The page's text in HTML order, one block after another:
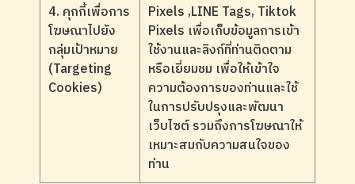
4. คุกกี้เพื่อการ
โฆษณาไปยัง
กลุ่มเป้าหมาย
(Targeting
Cookies)
Pixels ,LINE Tags, Tiktok
Pixels เพื่อเก็บข้อมูลการเข้า
ใช้งานและลิงก์ที่ท่านติดตาม
หรือเยี่ยมชม เพื่อให้เข้าใจ
ความต้องการของท่านและใช้
ในการปรับปรุงและพัฒนา
เว็บไซต์ รวมถึงการโฆษณาให้
เหมาะสมกับความสนใจของ
ท่าน